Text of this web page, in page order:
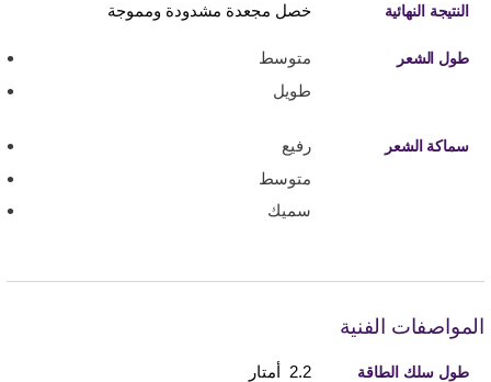
النتيجة النهائية خصل مجعدة مشدودة ومموجة
طول الشعر
متوسط
طويل
سماكة الشعر
رفيع
متوسط
سميك
المواصفات الفنية
طول سلك الطاقة 2.2 أمتار